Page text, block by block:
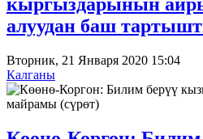
кыргыздарынын
алуудан баш
Вторник, 21 Января 2020 15:04
Калганы